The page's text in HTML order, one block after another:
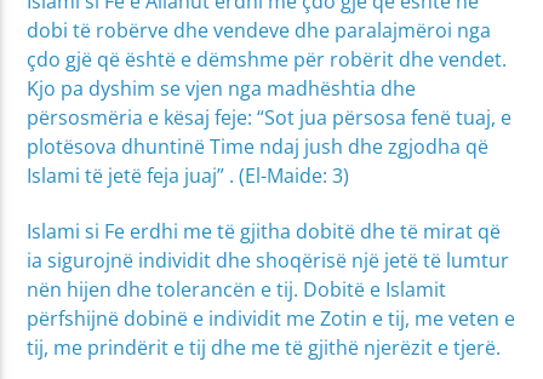
dobi të robërve dhe vendeve dhe paralajmëroi nga
çdo gjë që është e dëmshme për robërit dhe vendet.
Kjo pa dyshim se vjen nga madhështia dhe
përsosmëria e kësaj feje: “Sot jua përsosa fenë tuaj, e
plotësova dhuntinë Time ndaj jush dhe zgjodha që
Islami të jetë feja juaj” . (El-Maide: 3)
Islami si Fe erdhi me të gjitha dobitë dhe të mirat që
ia sigurojnë individit dhe shoqërisë një jetë të lumtur
nën hijen dhe tolerancën e tij. Dobitë e Islamit
përfshijnë dobinë e individit me Zotin e tij, me veten e
tij, me prindërit e tij dhe me të gjithë njerëzit e tjerë.